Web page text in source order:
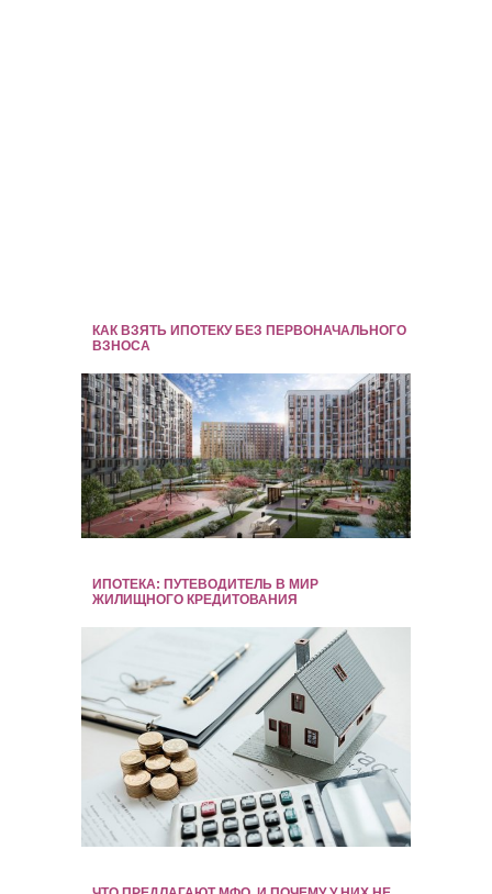
КАК ВЗЯТЬ ИПОТЕКУ БЕЗ ПЕРВОНАЧАЛЬНОГО
ВЗНОСА
ИПОТЕКА: ПУТЕВОДИТЕЛЬ В МИР
ЖИЛИЩНОГО КРЕДИТОВАНИЯ